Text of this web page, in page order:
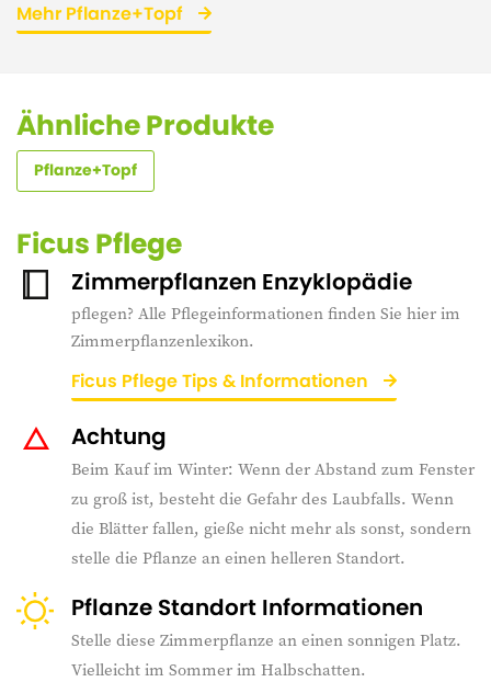
Mehr Pflanze+Topf
Ähnliche Produkte
Pflanze+Topf
Ficus Pflege
Zimmerpflanzen Enzyklopädie
pflegen? Alle Pflegeinformationen finden Sie hier im
Zimmerpflanzenlexikon.
Ficus Pflege Tips & Informationen
Achtung
Beim Kauf im Winter: Wenn der Abstand zum Fenster
zu groß ist, besteht die Gefahr des Laubfalls. Wenn
die Blätter fallen, gieße nicht mehr als sonst, sondern
stelle die Pflanze an einen helleren Standort.
Pflanze Standort Informationen
Stelle diese Zimmerpflanze an einen sonnigen Platz.
Vielleicht im Sommer im Halbschatten.